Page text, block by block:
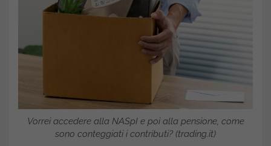
Vorrei accedere alla NASpI e poi alla pensione, come
sono conteggiati i contributi? (trading.it)